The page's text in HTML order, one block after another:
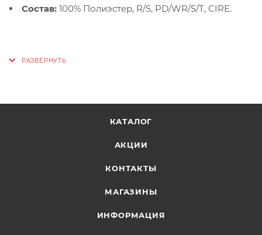
Состав: 100% Полиэстер, R/S, PD/WR/S/T, CIRE.
КАТАЛОГ
АКЦИИ
КОНТАКТЫ
МАГАЗИНЫ
ИНФОРМАЦИЯ